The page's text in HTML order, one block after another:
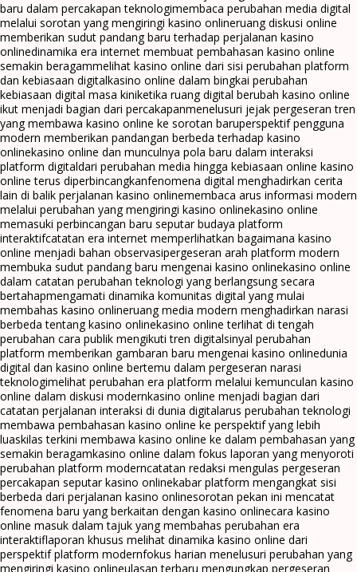
baru dalam percakapan teknologimembaca perubahan media digital
melalui sorotan yang mengiringi kasino onlineruang diskusi online
memberikan sudut pandang baru terhadap perjalanan kasino
onlinedinamika era internet membuat pembahasan kasino online
semakin beragammelihat kasino online dari sisi perubahan platform
dan kebiasaan digitalkasino online dalam bingkai perubahan
kebiasaan digital masa kiniketika ruang digital berubah kasino online
ikut menjadi bagian dari percakapanmenelusuri jejak pergeseran tren
yang membawa kasino online ke sorotan baruperspektif pengguna
modern memberikan pandangan berbeda terhadap kasino
onlinekasino online dan munculnya pola baru dalam interaksi
platform digitaldari perubahan media hingga kebiasaan online kasino
online terus diperbincangkanfenomena digital menghadirkan cerita
lain di balik perjalanan kasino onlinemembaca arus informasi modern
melalui perubahan yang mengiringi kasino onlinekasino online
memasuki perbincangan baru seputar budaya platform
interaktifcatatan era internet memperlihatkan bagaimana kasino
online menjadi bahan observasipergeseran arah platform modern
membuka sudut pandang baru mengenai kasino onlinekasino online
dalam catatan perubahan teknologi yang berlangsung secara
bertahapmengamati dinamika komunitas digital yang mulai
membahas kasino onlineruang media modern menghadirkan narasi
berbeda tentang kasino onlinekasino online terlihat di tengah
perubahan cara publik mengikuti tren digitalsinyal perubahan
platform memberikan gambaran baru mengenai kasino onlinedunia
digital dan kasino online bertemu dalam pergeseran narasi
teknologimelihat perubahan era platform melalui kemunculan kasino
online dalam diskusi modernkasino online menjadi bagian dari
catatan perjalanan interaksi di dunia digitalarus perubahan teknologi
membawa pembahasan kasino online ke perspektif yang lebih
luaskilas terkini membawa kasino online ke dalam pembahasan yang
semakin beragamkasino online dalam fokus laporan yang menyoroti
perubahan platform moderncatatan redaksi mengulas pergeseran
percakapan seputar kasino onlinekabar platform mengangkat sisi
berbeda dari perjalanan kasino onlinesorotan pekan ini mencatat
fenomena baru yang berkaitan dengan kasino onlinecara kasino
online masuk dalam tajuk yang membahas perubahan era
interaktiflaporan khusus melihat dinamika kasino online dari
perspektif platform modernfokus harian menelusuri perubahan yang
mengiringi kasino onlineulasan terbaru mengungkap pergeseran